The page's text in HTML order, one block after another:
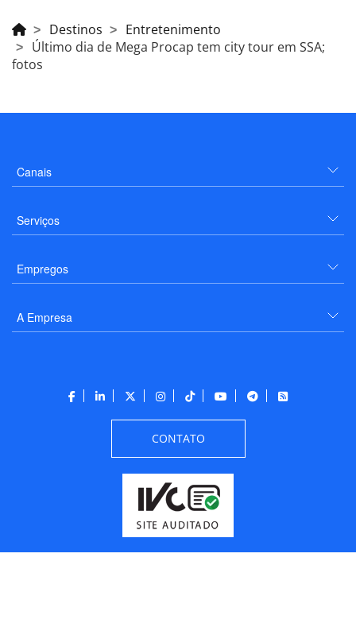
Destinos
Entretenimento
Último dia de Mega Procap tem city tour em SSA;
fotos
Canais
Serviços
Empregos
A Empresa
CONTATO